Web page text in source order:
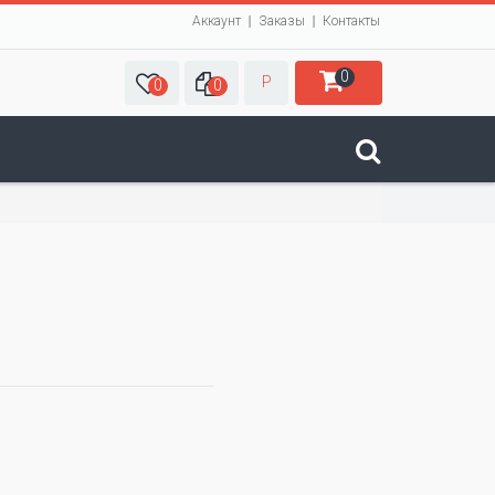
Аккаунт Заказы Контакты
0 0 Р 0